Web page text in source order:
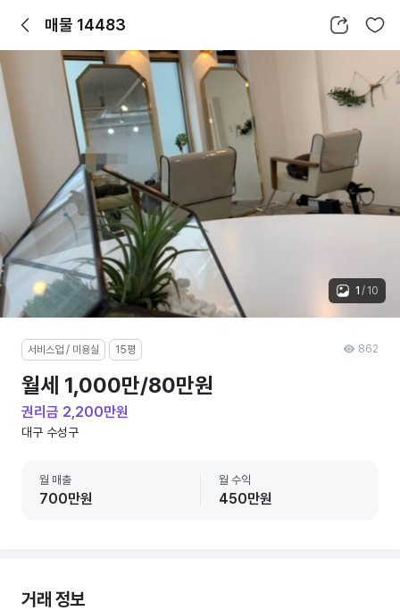
뒤로가기매물 14483 공유하기 찜하기
1 / 10
서비스업 / 미용실 15평
월세 1,000만/80만원
권리금 2,200만원
대구 수성구
월 매출
700만원
월 수익
450만원
862
거래 정보